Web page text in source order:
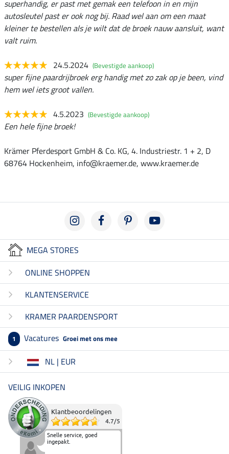
superhandig, er past met gemak een telefoon in en mijn
autosleutel past er ook nog bij. Raad wel aan om een maat
kleiner te bestellen als je wilt dat de broek nauw aansluit, want
valt ruim.
24.5.2024 (Bevestigde aankoop)
super fijne paardrijbroek erg handig met zo zak op je been, vind
hem wel iets groot vallen.
4.5.2023 (Bevestigde aankoop)
Een hele fijne broek!
Krämer Pferdesport GmbH & Co. KG, 4. Industriestr. 1 + 2, D
68764 Hockenheim, info@kraemer.de, www.kraemer.de
MEGA STORES
ONLINE SHOPPEN
KLANTENSERVICE
KRAMER PAARDENSPORT
1 Vacatures Groei met ons mee
NL | EUR
VEILIG INKOPEN
Klantbeoordelingen
4.7/5
Snelle service, goed
ingepakt.